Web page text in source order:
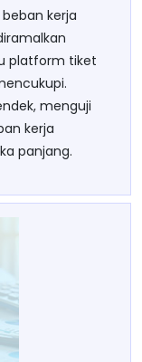
kerja
platform tiket
menguji
kerja
panjang.